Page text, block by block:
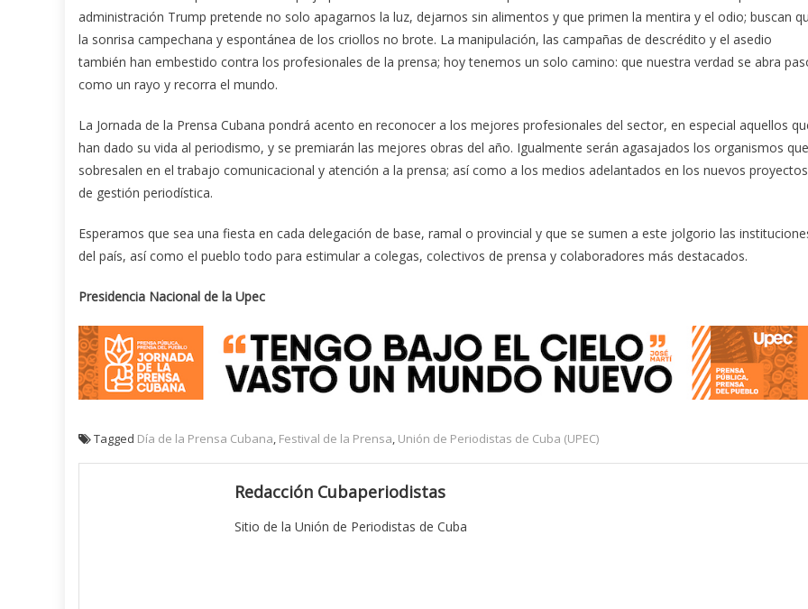
administración Trump pretende no solo apagarnos la luz, dejarnos sin alimentos y que primen la mentira y el odio; buscan
la sonrisa campechana y espontánea de los criollos no brote. La manipulación, las campañas de descrédito y el asedio
también han embestido contra los profesionales de la prensa; hoy tenemos un solo camino: que nuestra verdad se abra
como un rayo y recorra el mundo.
La Jornada de la Prensa Cubana pondrá acento en reconocer a los mejores profesionales del sector, en especial aquellos
han dado su vida al periodismo, y se premiarán las mejores obras del año. Igualmente serán agasajados los organismos que
sobresalen en el trabajo comunicacional y atención a la prensa; así como a los medios adelantados en los nuevos proyectos
de gestión periodística.
Esperamos que sea una fiesta en cada delegación de base, ramal o provincial y que se sumen a este jolgorio las
del país, así como el pueblo todo para estimular a colegas, colectivos de prensa y colaboradores más destacados.
Presidencia Nacional de la Upec
Tagged Día de la Prensa Cubana, Festival de la Prensa, Unión de Periodistas de Cuba (UPEC)
Redacción Cubaperiodistas
Sitio de la Unión de Periodistas de Cuba